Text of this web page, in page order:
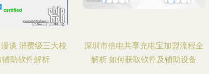
谈 消费级三大校
助软件解析
深圳市倍电共享充电宝加盟流程全
解析 如何获取软件及辅助设备